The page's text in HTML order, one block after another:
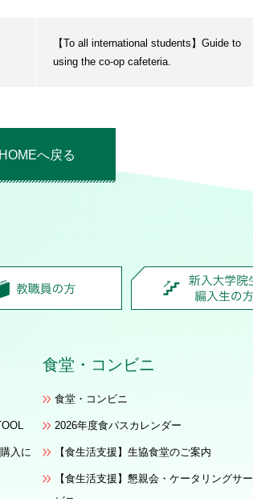
【To all international students】Guide to
using the co-op cafeteria.
HOMEへ戻る
入に
食堂 ・ コンビニ
食堂・コンビニ
2026年度食パスカレンダー
【食生活支援】生協食堂のご案内
【食生活支援】懇親会・ケータリングサー